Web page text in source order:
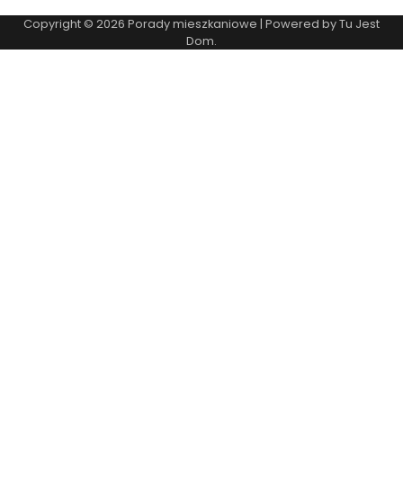
Copyright © 2026 Porady mieszkaniowe | Powered byTu Jest
Dom.